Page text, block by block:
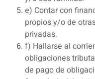
e) Contar con
propios y/o de
privadas.
f) Hallarse al
obligaciones
de pago de